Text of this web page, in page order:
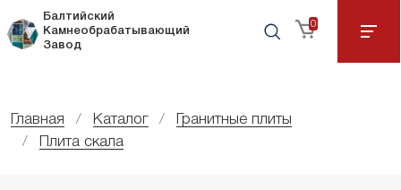
Балтийский
Камнеобрабатывающий
Завод
0
Главная Каталог
Гранитные плиты
Плита скала